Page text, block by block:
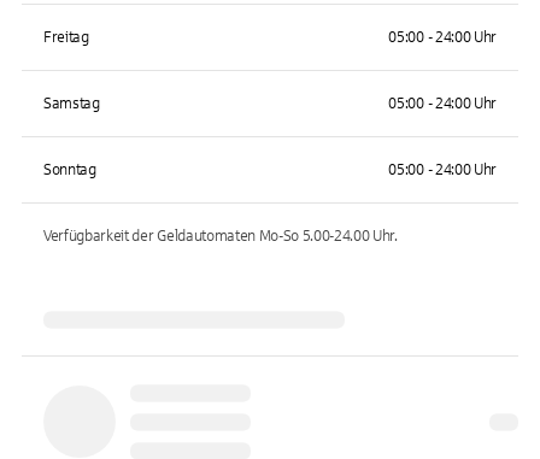
Freitag 05:00 - 24:00 Uhr
Samstag 05:00 - 24:00 Uhr
Sonntag 05:00 - 24:00 Uhr
Verfügbarkeit der Geldautomaten Mo-So 5.00-24.00Uhr.